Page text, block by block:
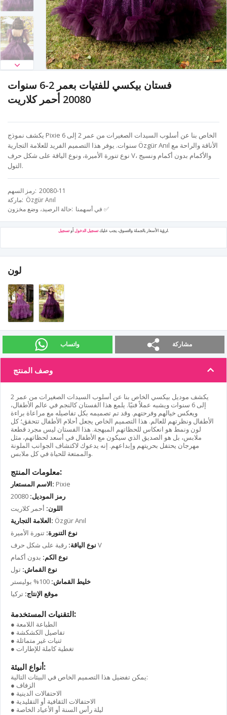
فستان بيكسي للفتيات بعمر 2-6 سنوات
20080 أحمر كلاريت
يكشف نموذج Pixie الخاص بنا عن أسلوب السيدات الصغيرات من عمر 2 إلى 6
سنوات. يوفر هذا التصميم الفريد للعلامة التجارية Özgür Anıl الأناقة والراحة مع
نوع تنورة الأميرة، ونوع الياقة على شكل حرف V، والأكمام بدون أكمام ونسيج
التول.
رمز السهم 20080-11
ماركة Özgür Anıl
حالة الرصيد، وضع مخزون
في أسهمنا ✅
لرؤية الأسعار بالجملة والتسوق، يجب عليكتسجيل الدخول أوتسجيل
لون
واتساب مشاركة
وصف المنتج
يكشف موديل بيكسي الخاص بنا عن أسلوب السيدات الصغيرات من عمر 2
إلى 6 سنوات ويشبه عملاً فنيًا. يلمع هذا الفستان كالنجم في عالم الأطفال،
ويعكس خيالهم وفرحتهم. وقد تم تصميمه بكل تفاصيله مع مراعاة براءة
الأطفال ونظرتهم للعالم. هذا التصميم الخاص يجعل أحلام الأطفال تتحقق؛ كل
لون ونمط هو انعكاس للحظاتهم المبهجة. هذا الفستان ليس مجرد قطعة
ملابس، بل هو الصديق الذي سيكون مع الأطفال في أسعد لحظاتهم، مثل
مهرجان يحتفل بحريتهم وإبداعهم. إنه يدعوك لاكتشاف الجوانب الملونة
والممتعة للحياة في كل ملابس.
معلومات المنتج:
الاسم المستعار: Pixie
رمز الموديل: 20080
اللون: أحمر كلاريت
العلامة التجارية: Özgür Anıl
نوع التنورة: تنورة الأميرة
نوع الياقة: رقبة على شكل حرف V
نوع الكم: بدون أكمام
نوع القماش: تول
خليط القماش: 100% بوليستر
موقع الإنتاج: تركيا
التقنيات المستخدمة:
● الطباعة اللامعة
● تفاصيل الكشكشة
● ثنيات غير متماثلة
● تغطية كاملة للإطارات
أنواع البيئة:
يمكن تفضيل هذا التصميم الخاص في البيئات التالية:
● الزفاف
● الاحتفالات الدينية
● الاحتفالات الثقافية أو التقليدية
● ليلة رأس السنة أو الأعياد الخاصة